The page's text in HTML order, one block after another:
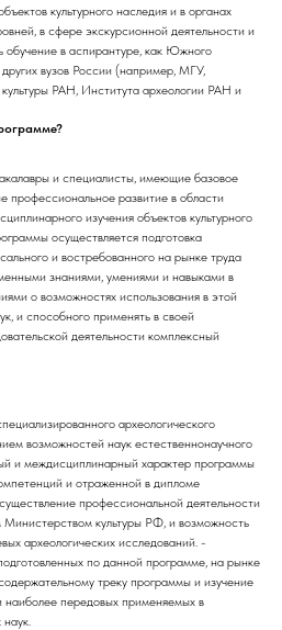
культурного наследия и в органах
в сфере экскурсионной деятельности и
обучение в аспирантуре, как Южного
вузов России (например, МГУ,
РАН, Института археологии РАН и
и специалисты, имеющие базовое
развитие в области
изучения объектов культурного
осуществляется подготовка
и востребованного на рынке труда
знаниями, умениями и навыками в
о возможностях использования в этой
и способного применять в своей
деятельности комплексный
археологического
возможностей наук естественнонаучного
и междисциплинарный характер программы
и отраженной в дипломе
профессиональной деятельности
культуры РФ, и возможность
археологических исследований. -
по данной программе, на рынке
треку программы и изучение
передовых применяемых в